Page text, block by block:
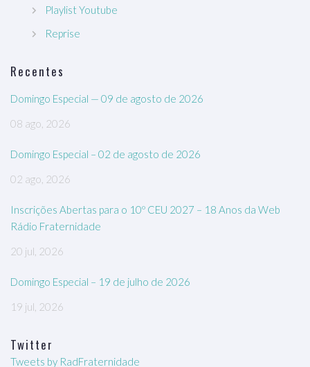
Playlist Youtube
Reprise
Recentes
Domingo Especial — 09 de agosto de 2026
08 ago, 2026
Domingo Especial – 02 de agosto de 2026
02 ago, 2026
Inscrições Abertas para o 10º CEU 2027 – 18 Anos da Web
Rádio Fraternidade
20 jul, 2026
Domingo Especial – 19 de julho de 2026
19 jul, 2026
Twitter
Tweets by RadFraternidade